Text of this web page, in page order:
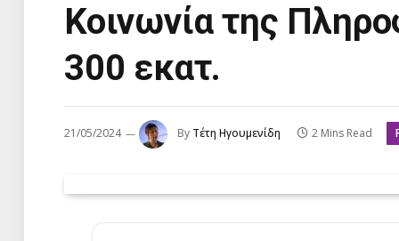
Κοινωνία της
300 εκατ.
21/05/2024 By Τέτη Ηγουμενίδη 2 Mins Read